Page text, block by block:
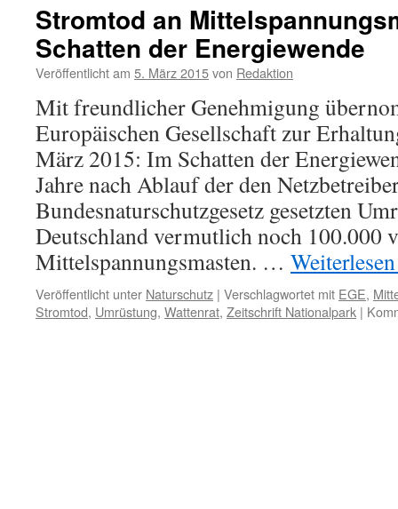
Stromtod an
Schatten der Energiewende
Veröffentlicht am 5. März 2015von Redaktion
Mit freundlicher Genehmigung
Europäischen Gesellschaft zur
März 2015: Im Schatten der
Jahre nach Ablauf der den
Bundesnaturschutzgesetz gesetzten
Deutschland vermutlich noch 100.000
Mittelspannungsmasten. …
Veröffentlicht unter Naturschutz | Verschlagwortet mit EGE,
Stromtod, Umrüstung, Wattenrat, Zeitschrift Nationalpark |